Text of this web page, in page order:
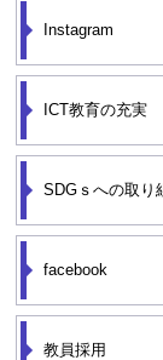
Instagram
ICT教育の充実
SDGｓへの取り
facebook
教員採用